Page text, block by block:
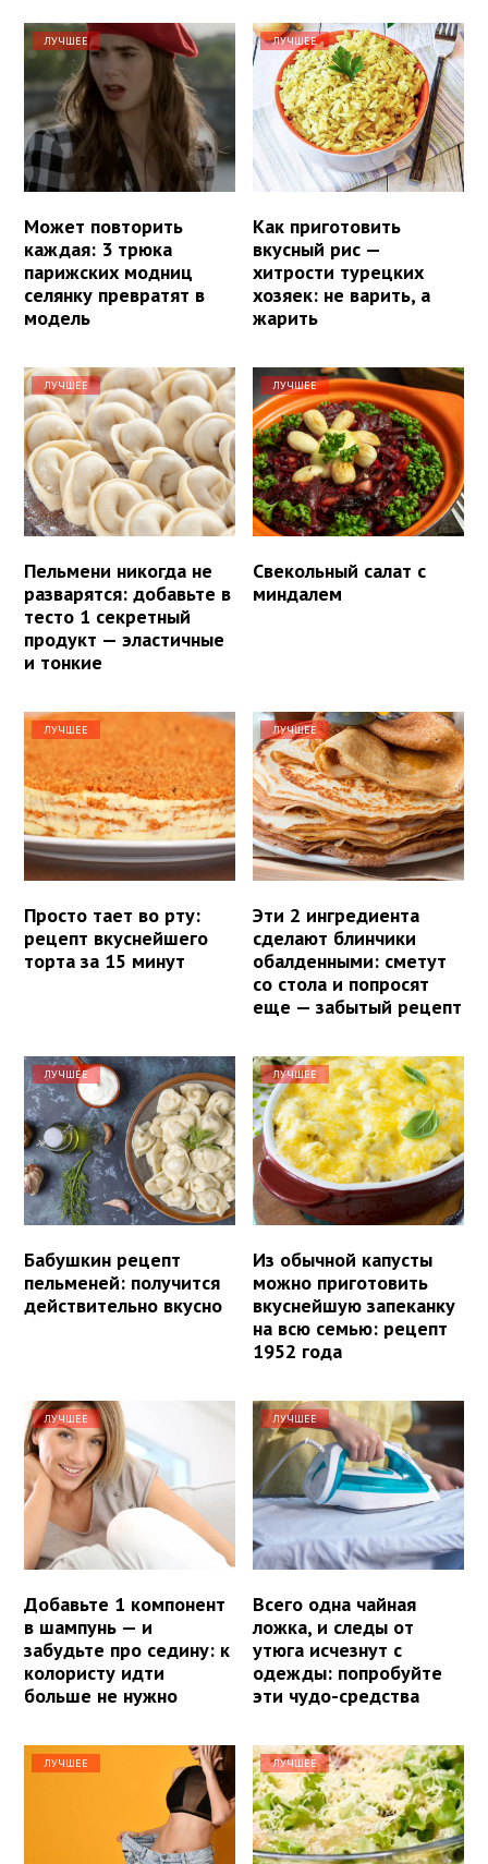
ЛУЧШЕЕ
Может повторить
каждая: 3 трюка
парижских модниц
селянку превратят в
модель
ЛУЧШЕЕ
Как приготовить
вкусный рис —
хитрости турецких
хозяек: не варить, а
жарить
ЛУЧШЕЕ
Пельмени никогда не
разварятся: добавьте в
тесто 1 секретный
продукт — эластичные
и тонкие
ЛУЧШЕЕ
Свекольный салат с
миндалем
ЛУЧШЕЕ
Просто тает во рту:
рецепт вкуснейшего
торта за 15 минут
ЛУЧШЕЕ
Эти 2 ингредиента
сделают блинчики
обалденными: сметут
со стола и попросят
еще — забытый рецепт
ЛУЧШЕЕ
Бабушкин рецепт
пельменей: получится
действительно вкусно
ЛУЧШЕЕ
Из обычной капусты
можно приготовить
вкуснейшую запеканку
на всю семью: рецепт
1952 года
ЛУЧШЕЕ
Добавьте 1 компонент
в шампунь — и
забудьте про седину: к
колористу идти
больше не нужно
ЛУЧШЕЕ
Всего одна чайная
ложка, и следы от
утюга исчезнут с
одежды: попробуйте
эти чудо-средства
ЛУЧШЕЕ ЛУЧШЕЕ